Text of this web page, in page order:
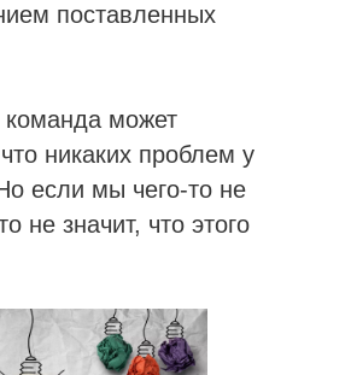
поставленных
команда может
никаких проблем у
если мы чего-то не
не значит, что этого